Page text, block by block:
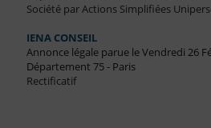
Société par Actions Simplifiées
IENA CONSEIL
Annonce légale parue le Vendredi 26
Département 75 - Paris
Rectificatif